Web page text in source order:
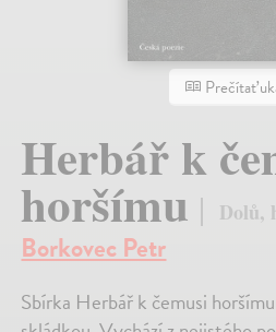
Prečítať
Herbář k
horšímu Dolů,
Borkovec Petr
Sbírka Herbář k čemusi